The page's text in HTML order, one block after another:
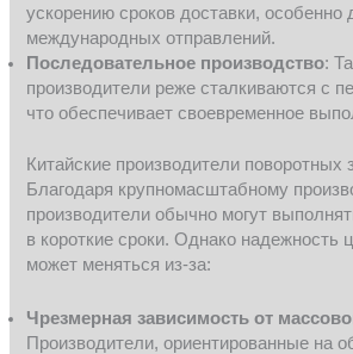
ускорению сроков доставки, особенно
международных отправлений.
Последовательное производство:
производители реже сталкиваются с
что обеспечивает своевременное
Китайские производители поворотных
Благодаря крупномасштабному
производители обычно могут
в короткие сроки. Однако надежность
может меняться из-за:
Чрезмерная зависимость от
Производители, ориентированные на